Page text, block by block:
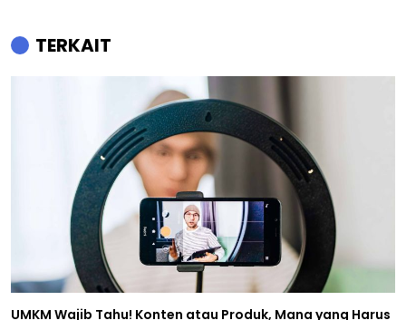
TERKAIT
UMKM Wajib Tahu! Konten atau Produk, Mana yang Harus